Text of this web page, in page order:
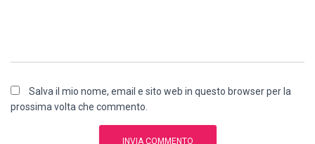
Salva il mio nome, email e sito web in questo browser per la
prossima volta che commento.